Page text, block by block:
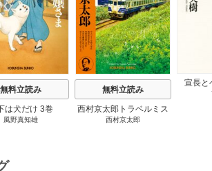
無料立読み
は犬だけ 3巻
風野真知雄
無料立読み
西村京太郎トラベルミス
テリー・セレクション 2
西村京太郎
宣長と